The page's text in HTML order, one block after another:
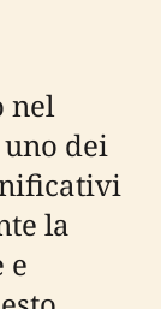
nel
dei
la
e